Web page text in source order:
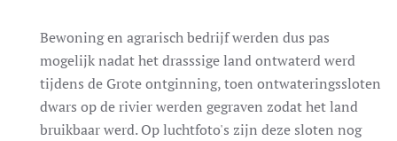
Bewoning en agrarisch bedrijf werden dus pas
mogelijk nadat het drasssige land ontwaterd werd
tijdens de Grote ontginning, toen ontwateringssloten
dwars op de rivier werden gegraven zodat het land
bruikbaar werd. Op luchtfoto's zijn deze sloten nog